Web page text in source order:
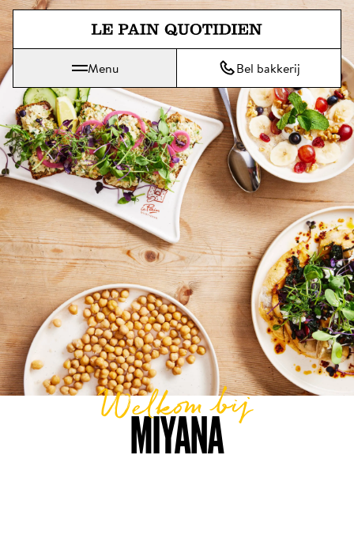
Spring direct naar de
Le Pain Quotidien betekent Het Dagelijks Brood
Menu Bel bakkerij
MIYANA
Welkom bij